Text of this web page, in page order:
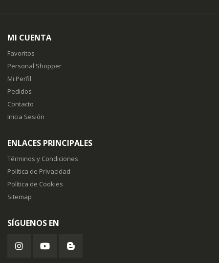
MI CUENTA
Favoritos
Personal Shopper
Mi Perfil
Pedidos
Contacto
Inicia Sesión
ENLACES PRINCIPALES
Términos y Condiciones
Política de Privacidad
Política de Cookies
Sitemap
SÍGUENOS EN